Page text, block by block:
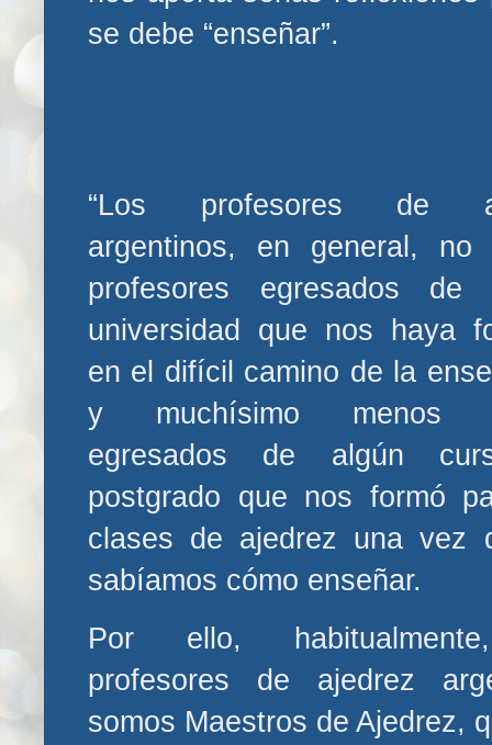
se debe “enseñar”.
“Los profesores de
argentinos, en general, no
profesores egresados de
universidad que nos haya
en el difícil camino de la
y muchísimo menos
egresados de algún
postgrado que nos formó
clases de ajedrez una vez
sabíamos cómo enseñar.
Por ello,
profesores de ajedrez
somos Maestros de Ajedrez,